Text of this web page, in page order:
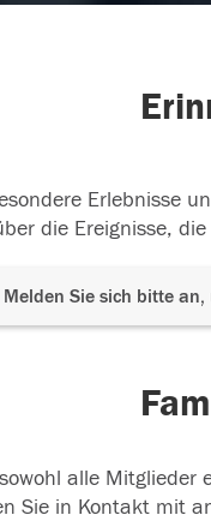
Erlebnisse
die Ereignisse,
Melden Sie sich bitte
alle
Sie in Kontakt mit